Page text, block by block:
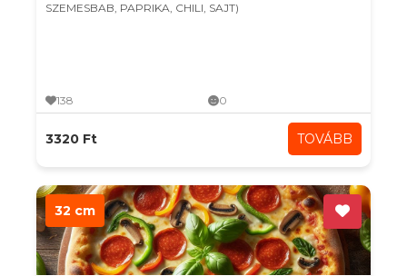
SZEMESBAB, PAPRIKA, CHILI, SAJT)
138 0
3320 Ft TOVÁBB
32 cm